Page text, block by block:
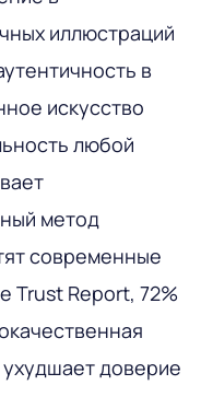
иллюстраций
в
искусство
любой
метод
современные
Trust Report, 72%
доверие